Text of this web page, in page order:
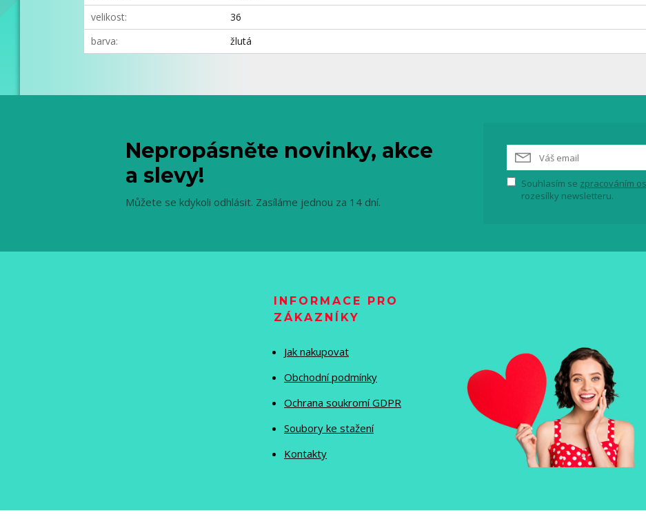
velikost
36
barva
žlutá
Nepropásněte novinky, akce
a slevy!
Můžete se kdykoli odhlásit. Zasíláme jednou za 14 dní.
Souhlasím se zpracováním
rozesílky newsletteru.
INFORMACE PRO
ZÁKAZNÍKY
Jak nakupovat
Obchodní podmínky
Ochrana soukromí GDPR
Soubory ke stažení
Kontakty